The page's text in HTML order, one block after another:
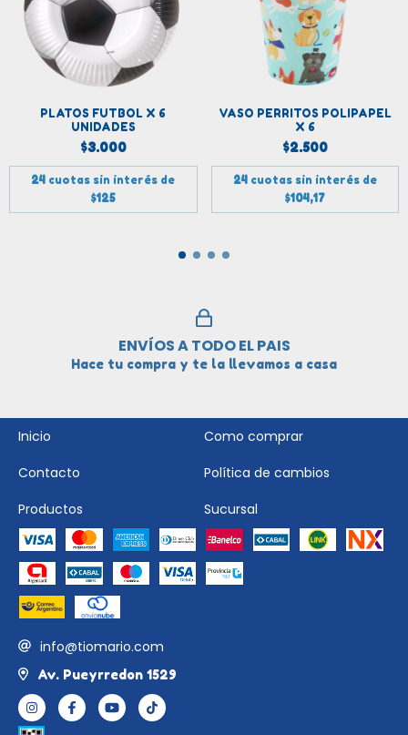
PLATOS FUTBOL X 6
UNIDADES
$3.000
24 cuotas sin interés de
$125
VASO PERRITOS POLIPAPEL
X 6
$2.500
24 cuotas sin interés de
$104,17
ENVÍOS A TODO EL PAIS
Hace tu compra y te la llevamos a casa
Inicio
Como comprar
Contacto
Política de cambios
Productos
Sucursal
info@tiomario.com
Av. Pueyrredon 1529